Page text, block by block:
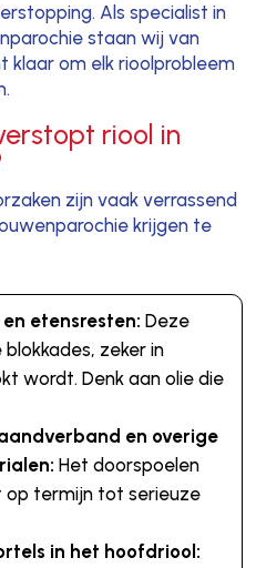
Als specialist in
staan wij van
klaar om elk rioolprobleem
riool in
zijn vaak verrassend
krijgen te
etensresten: Deze
zeker in
wordt. Denk aan olie die
en overige
Het doorspoelen
op termijn tot serieuze
in het hoofdriool: